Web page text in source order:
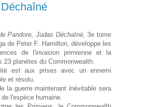
Pandore, Judas Déchaîné, 3e tome
de Peter F. Hamilton, développe les
de l'invasion primienne et la
23 planètes du Commonwealth.
est aux prises avec un ennemi
et résolu.
la guerre maintenant inévitable sera
de l'espèce humaine.